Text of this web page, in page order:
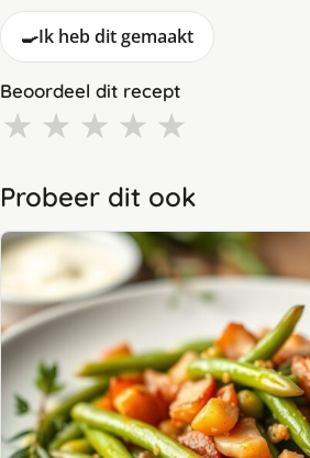
🍳Ik heb dit gemaakt
Beoordeel dit recept
★ ★ ★ ★ ★
Probeer dit ook